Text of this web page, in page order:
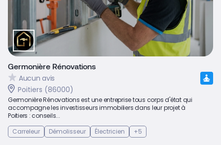
Germonière Rénovations
Aucun avis
Poitiers (86000)
Germonière Rénovations est une entreprise tous corps d'état qui
accompagne les investisseurs immobiliers dans leur projet à
Poitiers : conseils...
Carreleur
Démolisseur Électricien +5